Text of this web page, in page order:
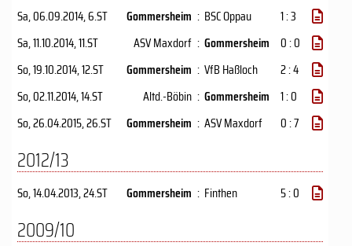
Sa, 06.09.2014, 6.ST Gommersheim : BSC Oppau
1 : 3
Sa, 11.10.2014, 11.ST ASV Maxdorf : Gommersheim 0 : 0
So, 19.10.2014, 12.ST Gommersheim : VfB Haßloch
2 : 4
So, 02.11.2014, 14.ST Altd.-Böbin : Gommersheim 1 : 0
So, 26.04.2015, 26.ST Gommersheim : ASV Maxdorf 0 : 7
2012/13
So, 14.04.2013, 24.ST Gommersheim : Finthen 5 : 0
2009/10